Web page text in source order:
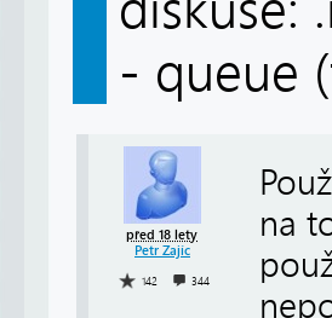
- queue
před 18 lety
Petr Zajíc
142 344
na